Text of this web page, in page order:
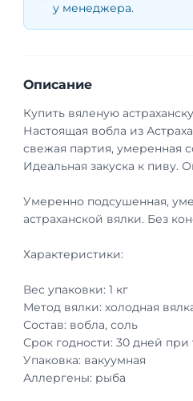
у менеджера.
Описание
Купить вяленую
Настоящая вобла из
свежая партия, умеренная
Идеальная закуска к пиву.
Умеренно подсушенная,
астраханской вялки. Без
Характеристики:
Вес упаковки: 1 кг
Метод вялки: холодная
Состав: вобла, соль
Срок годности: 30 дней при
Упаковка: вакуумная
Аллергены: рыба